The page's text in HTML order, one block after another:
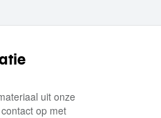
uit onze
op met